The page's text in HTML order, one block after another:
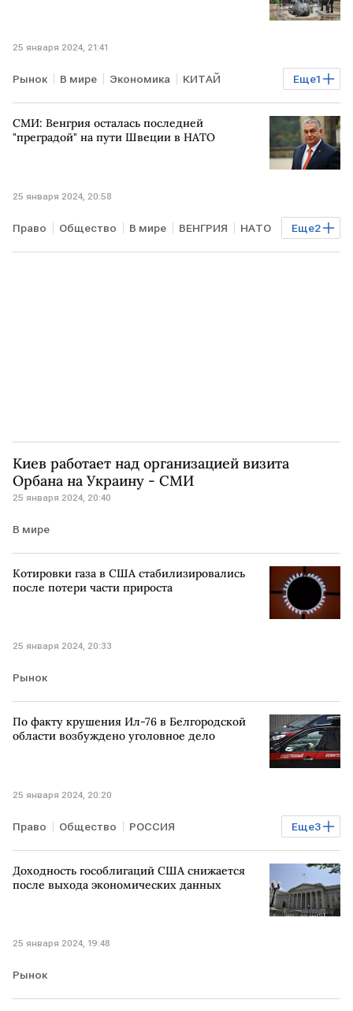
25 января 2024, 21:41
Еще1
Рынок В мире Экономика КИТАЙ
экономический кризис
СМИ: Венгрия осталась последней
"преградой" на пути Швеции в НАТО
25 января 2024, 20:58
Еще2
Право Общество В мире ВЕНГРИЯ НАТО
ШВЕЦИЯ ратификация
Киев работает над организацией визита
Орбана на Украину - СМИ
25 января 2024, 20:40
В мире
Котировки газа в США стабилизировались
после потери части прироста
25 января 2024, 20:33
Рынок
По факту крушения Ил-76 в Белгородской
области возбуждено уголовное дело
25 января 2024, 20:20
Еще3
Право Общество РОССИЯ
Белгородская область
Следственный комитет крушение Ил-76
Доходность гособлигаций США снижается
после выхода экономических данных
25 января 2024, 19:48
Рынок